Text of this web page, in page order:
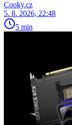
Cooky.cz
5. 8. 2026, 22:48
5 min